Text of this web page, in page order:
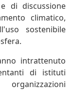
di discussione
climatico,
sostenibile
intrattenuto
di istituti